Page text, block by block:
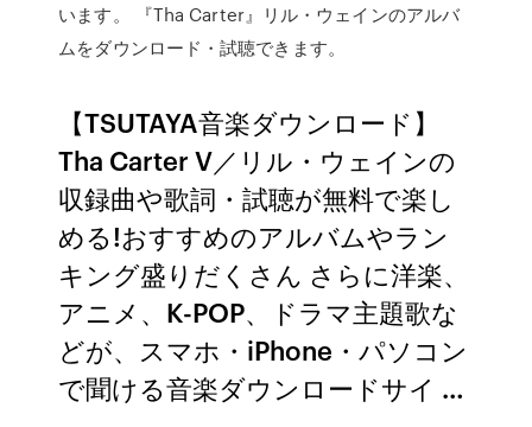
います。 『Tha Carter』リル・ウェインのアルバ
ムをダウンロード・試聴できます。
【TSUTAYA音楽ダウンロード】
Tha Carter V／リル・ウェインの
収録曲や歌詞・試聴が無料で楽し
める!おすすめのアルバムやラン
キング盛りだくさん さらに洋楽、
アニメ、K-POP、ドラマ主題歌な
どが、スマホ・iPhone・パソコン
で聞ける音楽ダウンロードサイ …